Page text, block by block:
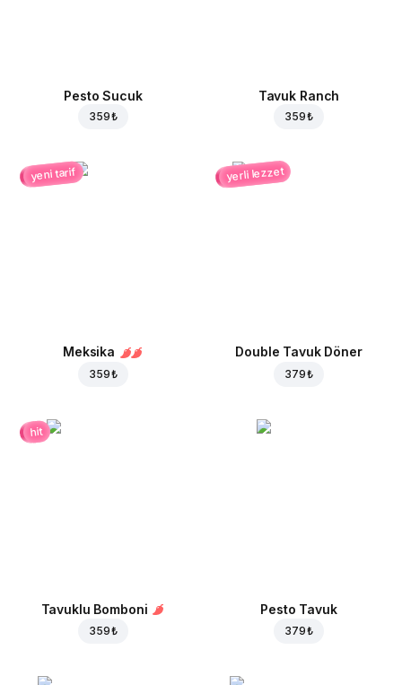
Pesto Sucuk
359 ₺
Tavuk Ranch
359 ₺
yeni tarif
Meksika
359 ₺
yerli lezzet
Double Tavuk Döner
379 ₺
hit
Tavuklu Bomboni
359 ₺
Pesto Tavuk
379 ₺